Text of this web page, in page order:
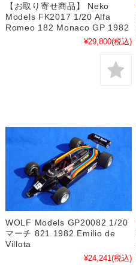
【お取り寄せ商品】 Neko
Models FK2017 1/20 Alfa
Romeo 182 Monaco GP 1982
¥29,800(税込)
WOLF Models GP20082 1/20
マーチ 821 1982 Emilio de
Villota
¥24,241(税込)